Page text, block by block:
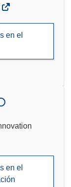
en el
en el